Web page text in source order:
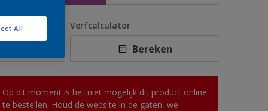
Verfcalculator
Bereken
Op dit moment is het niet mogelijk dit product online
te bestellen. Houd de website in de gaten, we
All